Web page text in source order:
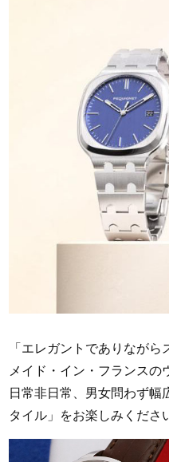
「エレガントでありなが
メイド・イン・フランスの
日常非日常、男女問わず幅
タイル」をお楽しみくださ